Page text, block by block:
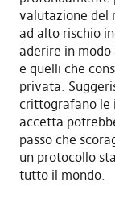
valutazione del
ad alto rischio
aderire in modo
e quelli che
privata.
crittografano le
accetta
passo che
un protocollo
tutto il mondo.